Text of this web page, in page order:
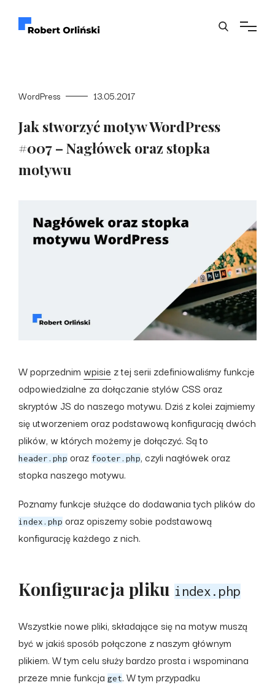
WordPress 13.05.2017
Jak stworzyć motyw WordPress
#007 – Nagłówek oraz stopka
motywu
W poprzednim wpisie z tej serii zdefiniowaliśmy funkcje
odpowiedzialne za dołączanie stylów CSS oraz
skryptów JS do naszego motywu. Dziś z kolei zajmiemy
się utworzeniem oraz podstawową konfiguracją dwóch
plików, w których możemy je dołączyć. Są to
header.php oraz footer.php, czyli nagłówek oraz
stopka naszego motywu.
Poznamy funkcje służące do dodawania tych plików do
index.php oraz opiszemy sobie podstawową
konfigurację każdego z nich.
Konfiguracja pliku index.php
Wszystkie nowe pliki, składające się na motyw muszą
być w jakiś sposób połączone z naszym głównym
plikiem. W tym celu służy bardzo prosta i wspominana
przeze mnie funkcja get. W tym przypadku